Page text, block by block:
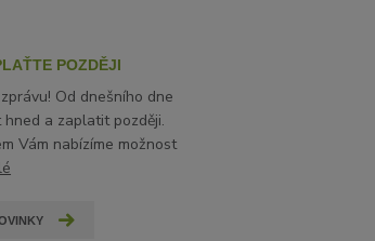
POZDĚJI
Od dnešního dne
a zaplatit později.
Vám nabízíme možnost